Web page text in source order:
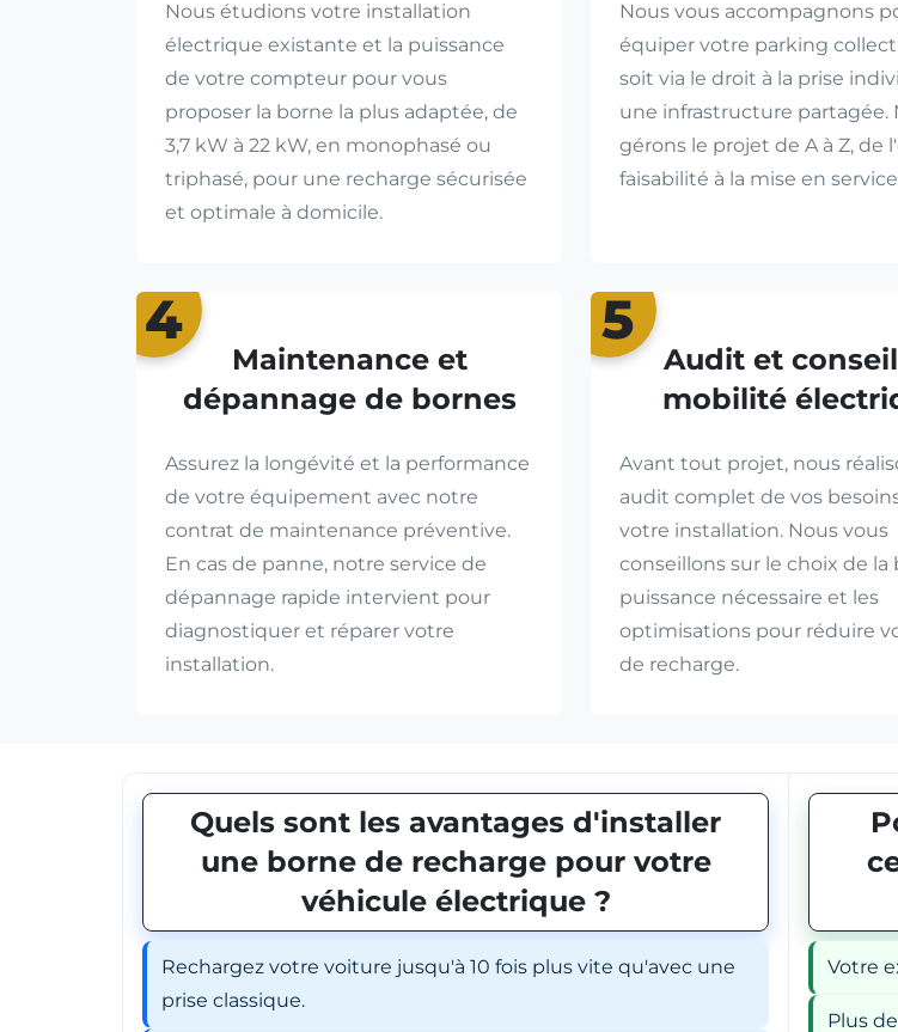
Nous étudions votre installation
électrique existante et la puissance
de votre compteur pour vous
proposer la borne la plus adaptée, de
3,7 kW à 22 kW, en monophasé ou
triphasé, pour une recharge sécurisée
et optimale à domicile.
Nous vous accompagnons
équiper votre parking
soit via le droit à la prise
une infrastructure partagée.
gérons le projet de A à Z, de
faisabilité à la mise en
4
Maintenance et
dépannage de bornes
Assurez la longévité et la performance
de votre équipement avec notre
contrat de maintenance préventive.
En cas de panne, notre service de
dépannage rapide intervient pour
diagnostiquer et réparer votre
installation.
5
Audit et
mobilité
Avant tout projet, nous
audit complet de vos
votre installation. Nous vous
conseillons sur le choix de la
puissance nécessaire et les
optimisations pour réduire
de recharge.
Quels sont les avantages d'installer
une borne de recharge pour votre
véhicule électrique ?
Rechargez votre voiture jusqu'à 10 fois plus vite qu'avec une
prise classique.
Votre
Plus